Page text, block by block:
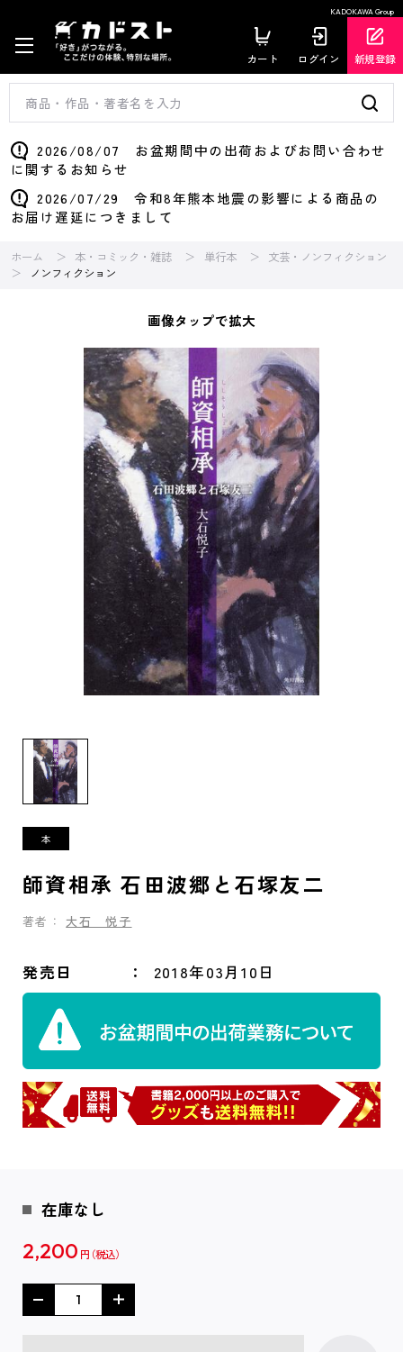
KADOKAWA Group
カート ログイン 新規登録
2026/08/07 お盆期間中の出荷およびお問い合わせ
に関するお知らせ
2026/07/29 令和8年熊本地震の影響による商品の
お届け遅延につきまして
ホーム 本・コミック・雑誌 単行本
文芸・ノンフィクション
ノンフィクション
画像タップで拡大
師資相承 石田波郷と石塚友二
著者： 大石 悦子
発売日 2018年03月10日
在庫なし
2,200 円